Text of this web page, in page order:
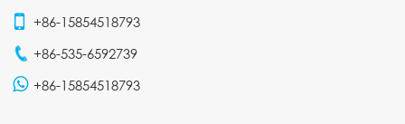
+86-15854518793
+86-535-6592739
+86-15854518793